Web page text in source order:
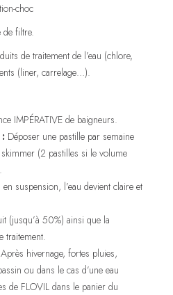
choc
de filtre.
de traitement de l’eau (chlore,
(liner, carrelage…).
IMPÉRATIVE de baigneurs.
Déposer une pastille par semaine
(2 pastilles si le volume
suspension, l’eau devient claire et
(jusqu’à 50%) ainsi que la
traitement.
Après hivernage, fortes pluies,
ou dans le cas d’une eau
de FLOVIL dans le panier du